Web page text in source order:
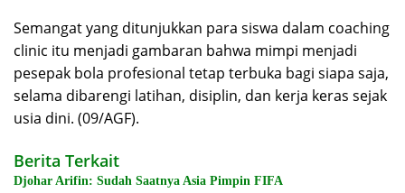
Semangat yang ditunjukkan para siswa dalam coaching
clinic itu menjadi gambaran bahwa mimpi menjadi
pesepak bola profesional tetap terbuka bagi siapa saja,
selama dibarengi latihan, disiplin, dan kerja keras sejak
usia dini. (09/AGF).
Berita Terkait
Djohar Arifin: Sudah Saatnya Asia Pimpin FIFA